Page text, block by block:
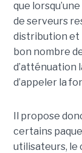
que
de serveurs
distribution et
bon nombre
d’atténuation
d’appeler la
Il propose
certains
utilisateurs, le